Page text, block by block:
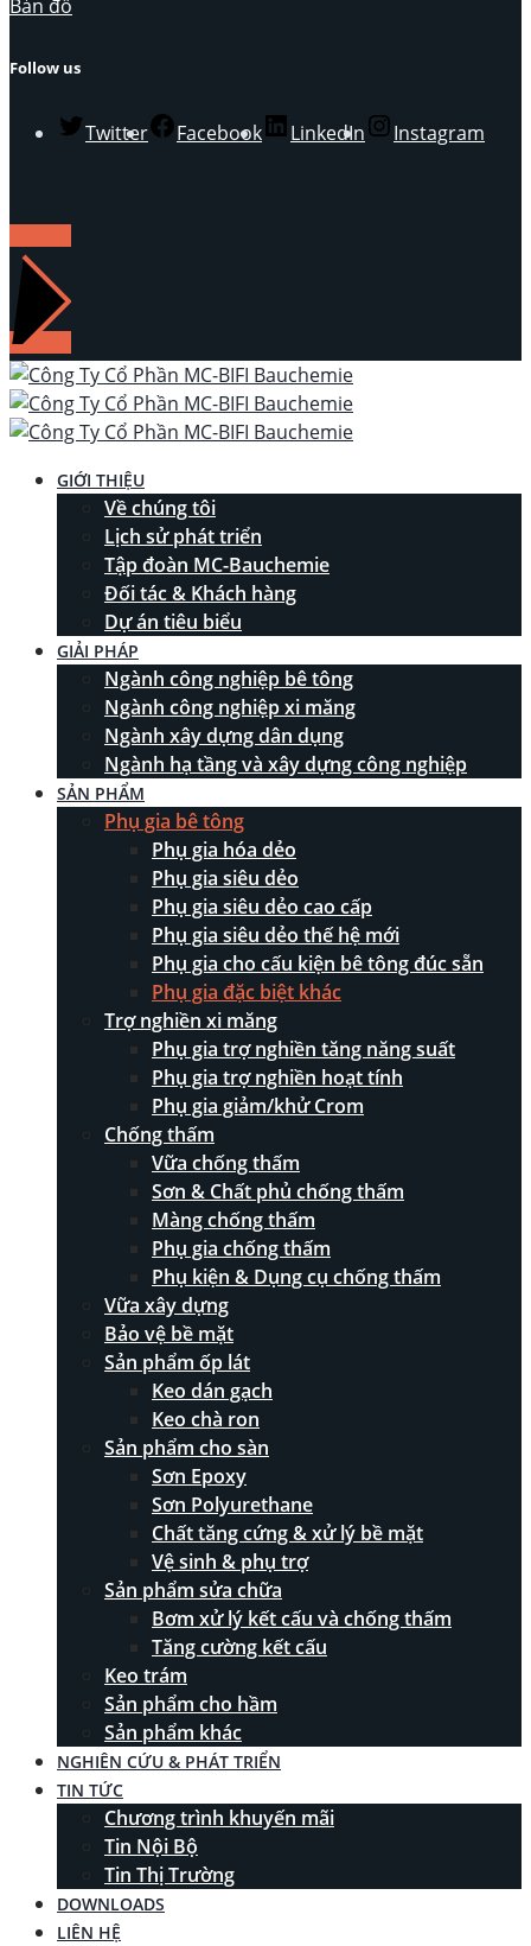
Bản đồ
Follow us
Twitter Facebook LinkedIn Instagram
GIỚI THIỆU
Về chúng tôi
Lịch sử phát triển
Tập đoàn MC-Bauchemie
Đối tác & Khách hàng
Dự án tiêu biểu
GIẢI PHÁP
Ngành công nghiệp bê tông
Ngành công nghiệp xi măng
Ngành xây dựng dân dụng
Ngành hạ tầng và xây dựng công nghiệp
SẢN PHẨM
Phụ gia bê tông
Phụ gia hóa dẻo
Phụ gia siêu dẻo
Phụ gia siêu dẻo cao cấp
Phụ gia siêu dẻo thế hệ mới
Phụ gia cho cấu kiện bê tông đúc sẵn
Phụ gia đặc biệt khác
Trợ nghiền xi măng
Phụ gia trợ nghiền tăng năng suất
Phụ gia trợ nghiền hoạt tính
Phụ gia giảm/khử Crom
Chống thấm
Vữa chống thấm
Sơn & Chất phủ chống thấm
Màng chống thấm
Phụ gia chống thấm
Phụ kiện & Dụng cụ chống thấm
Vữa xây dựng
Bảo vệ bề mặt
Sản phẩm ốp lát
Keo dán gạch
Keo chà ron
Sản phẩm cho sàn
Sơn Epoxy
Sơn Polyurethane
Chất tăng cứng & xử lý bề mặt
Vệ sinh & phụ trợ
Sản phẩm sửa chữa
Bơm xử lý kết cấu và chống thấm
Tăng cường kết cấu
Keo trám
Sản phẩm cho hầm
Sản phẩm khác
NGHIÊN CỨU & PHÁT TRIỂN
TIN TỨC
Chương trình khuyến mãi
Tin Nội Bộ
Tin Thị Trường
DOWNLOADS
LIÊN HỆ